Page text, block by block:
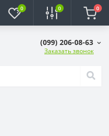
0 0 0
(099) 206-08-63
Заказать звонок